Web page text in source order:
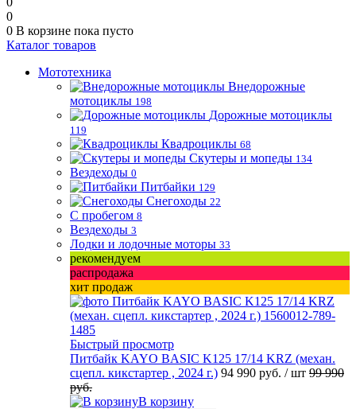
0
0 В корзине пока пусто
Каталог товаров
Мототехника
Внедорожные
мотоциклы 198
Дорожные мотоциклы
119
Квадроциклы 68
Скутеры и мопеды 134
Вездеходы 0
Питбайки 129
Снегоходы 22
С пробегом 8
Вездеходы 3
Лодки и лодочные моторы 33
рекомендуем
распродажа
хит продаж
Быстрый просмотр
Питбайк KAYO BASIC K125 17/14 KRZ (механ.
сцепл. кикстартер , 2024 г.) 94 990 руб. / шт 99 990
руб.
В корзину